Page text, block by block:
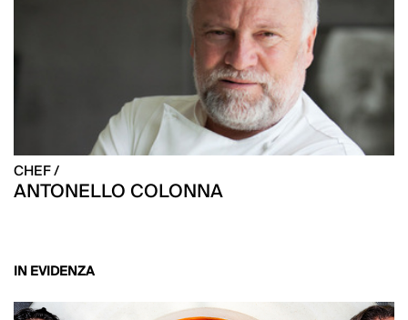
CHEF /
ANTONELLO COLONNA
IN EVIDENZA